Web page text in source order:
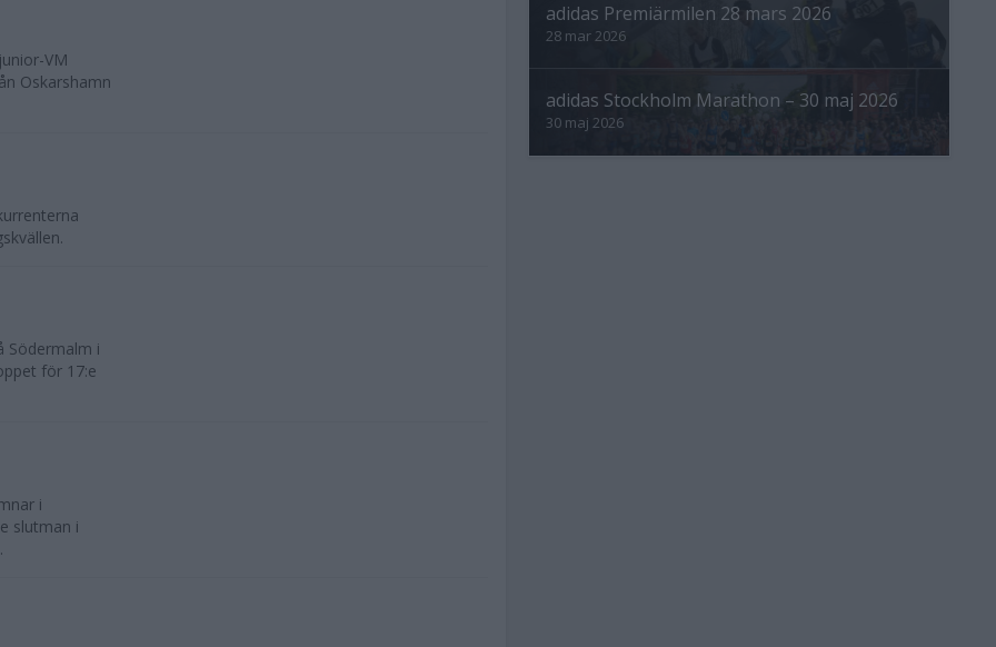
VM
Oskarshamn
Södermalm i
för 17:e
i
slutman i
adidas Premiärmilen 28 mars 2026
28 mar 2026
adidas Stockholm Marathon – 30 maj 2026
30 maj 2026